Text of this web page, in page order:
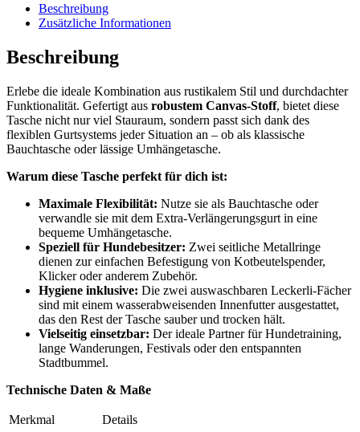
Beschreibung
Zusätzliche Informationen
Beschreibung
Erlebe die ideale Kombination aus rustikalem Stil und durchdachter
Funktionalität. Gefertigt aus robustem Canvas-Stoff, bietet diese
Tasche nicht nur viel Stauraum, sondern passt sich dank des
flexiblen Gurtsystems jeder Situation an – ob als klassische
Bauchtasche oder lässige Umhängetasche.
Warum diese Tasche perfekt für dich ist:
Maximale Flexibilität: Nutze sie als Bauchtasche oder
verwandle sie mit dem Extra-Verlängerungsgurt in eine
bequeme Umhängetasche.
Speziell für Hundebesitzer: Zwei seitliche Metallringe
dienen zur einfachen Befestigung von Kotbeutelspender,
Klicker oder anderem Zubehör.
Hygiene inklusive: Die zwei auswaschbaren Leckerli-Fächer
sind mit einem wasserabweisenden Innenfutter ausgestattet,
das den Rest der Tasche sauber und trocken hält.
Vielseitig einsetzbar: Der ideale Partner für Hundetraining,
lange Wanderungen, Festivals oder den entspannten
Stadtbummel.
Technische Daten & Maße
Merkmal
Details